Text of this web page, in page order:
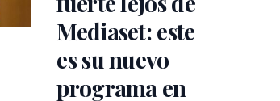
Mediaset: este
es su nuevo
programa en